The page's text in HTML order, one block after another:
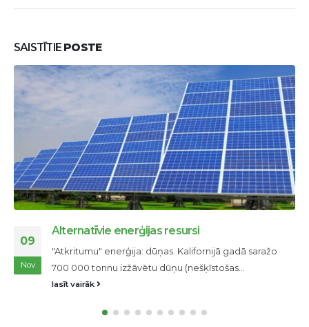
SAISTĪTIE POSTE
09
Nov
Alternatīvie enerģijas resursi
"Atkritumu" enerģija: dūņas. Kalifornijā gadā saražo
700 000 tonnu izžāvētu dūņu (nešķīstošas...
lasīt vairāk